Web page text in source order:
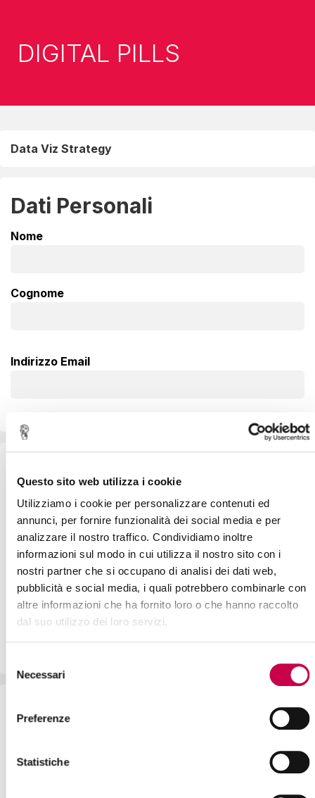
Questo sito web utilizza i cookie
Utilizziamo i cookie per personalizzare contenuti ed
annunci, per fornire funzionalità dei social media e per
analizzare il nostro traffico. Condividiamo inoltre
informazioni sul modo in cui utilizza il nostro sito con i
nostri partner che si occupano di analisi dei dati web,
pubblicità e social media, i quali potrebbero combinarle con
altre informazioni che ha fornito loro o che hanno raccolto
dal suo utilizzo dei loro servizi.
delNecessari
Preferenze
Statistiche
DIGITAL PILLS
Data Viz Strategy
Dati Personali
Nome
Cognome
Indirizzo Email
Nazione
Sei un'azienda o hai partita iva?
Indirizzo di residenza
Informazioni Pagamento